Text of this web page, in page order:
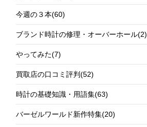
今週の３本(60)
ブランド時計の修理・オーバーホール(2)
やってみた(7)
買取店の口コミ評判(52)
時計の基礎知識・用語集(63)
バーゼルワールド新作特集(20)